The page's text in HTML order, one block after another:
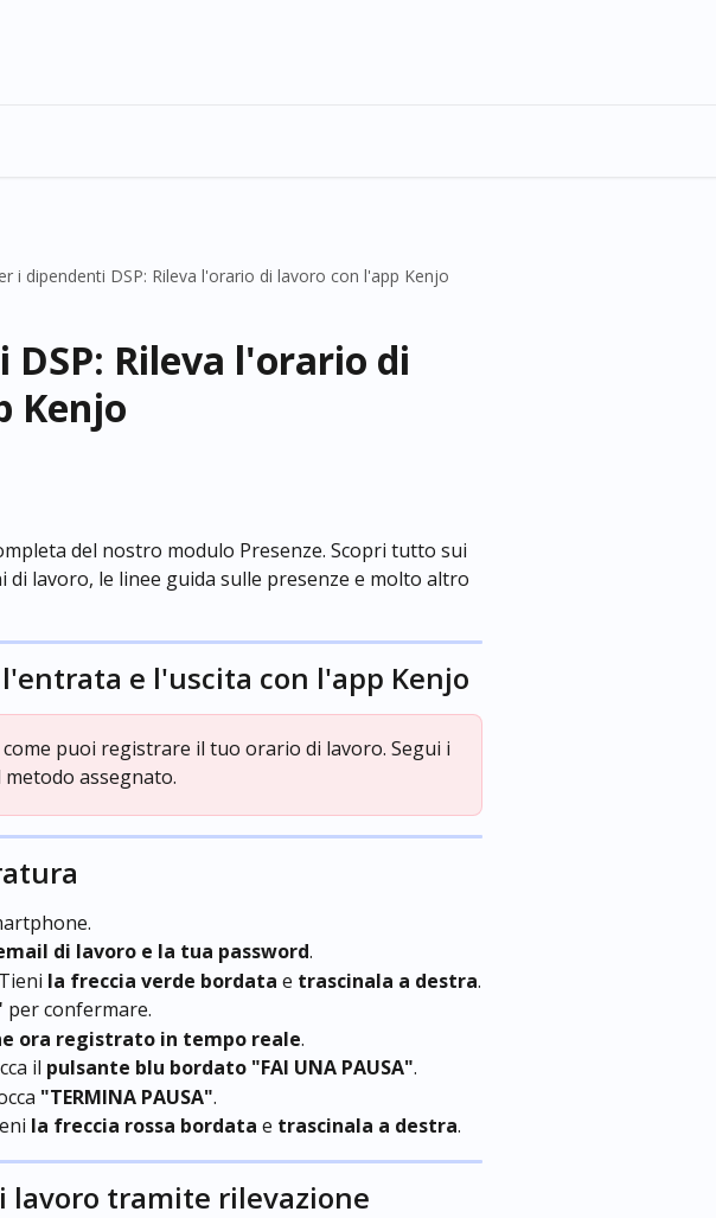
i dipendenti DSP: Rileva l'orario di lavoro con l'app Kenjo
DSP: Rileva l'orario di
Kenjo
del nostro modulo Presenze. Scopri tutto sui
lavoro, le linee guida sulle presenze e molto altro
e l'uscita con l'app Kenjo
puoi registrare il tuo orario di lavoro. Segui i
assegnato.
di lavoro e la tua password.
Tieni la freccia verde bordata e trascinala a destra.
per confermare.
ora registrato in tempo reale.
il pulsante blu bordato "FAI UNA PAUSA".
"TERMINA PAUSA".
la freccia rossa bordata e trascinala a destra.
lavoro tramite rilevazione